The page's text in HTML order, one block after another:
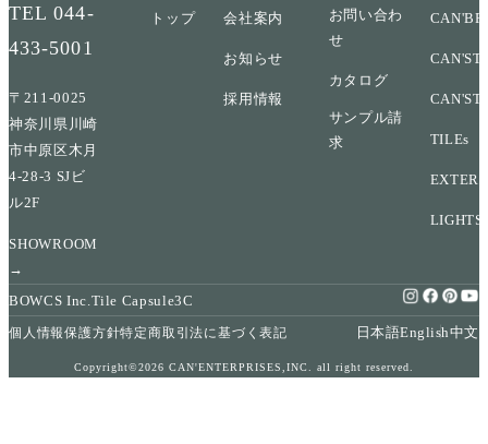
TEL044-
433-5001
〒211-0025
神奈川県川崎
市中原区木月
4-28-3 SJビ
ル2F
SHOWROOM
→
トップ 会社案内
お知らせ
採用情報
お問い合わ
せ
カタログ
サンプル請
求
TILEs
LIGHTS
BOWCS Inc. Tile Capsule3C
個人情報保護方針特定商取引法に基づく表記 日本語English中文
Copyright©2026 CAN'ENTERPRISES,INC. all right reserved.